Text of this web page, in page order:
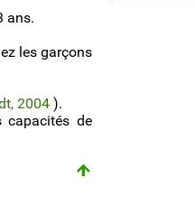
ans.
les garçons
2004 ).
capacités de